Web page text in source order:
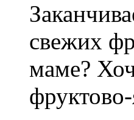
свежих
маме?